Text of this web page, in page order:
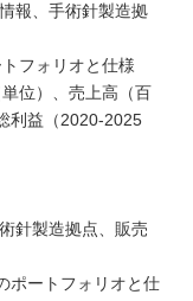
報、手術針製造拠
フォリオと仕様
位）、売上高（百
利益（2020-2025
針製造拠点、販売
ポートフォリオと仕